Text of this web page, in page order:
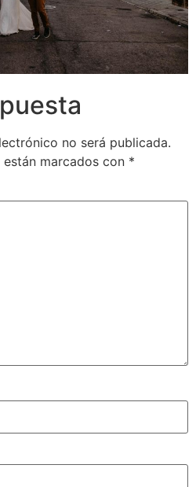
no será publicada.
marcados con *